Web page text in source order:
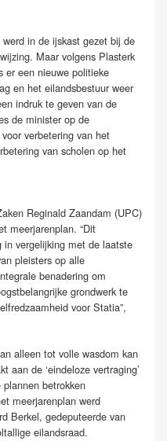
in de ijskast gezet bij de
Maar volgens Plasterk
er een nieuwe politieke
en het eilandsbestuur weer
indruk te geven van de
de minister op de
verbetering van het
van scholen op het
Reginald Zaandam (UPC)
meerjarenplan. “Dit
in vergelijking met de laatste
pleisters op alle
benadering om
grondwerk te
voor Statia”,
alleen tot volle wasdom kan
aan de ‘eindeloze vertraging’
plannen betrokken
meerjarenplan werd
Berkel, gedeputeerde van
eilandsraad.